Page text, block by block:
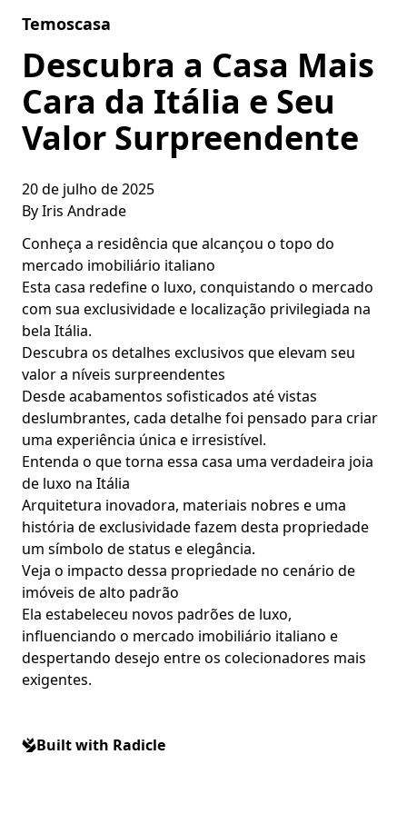
Temoscasa
Descubra a Casa Mais
Cara da Itália e Seu
Valor Surpreendente
20 de julho de 2025
ByIris Andrade
Conheça a residência que alcançou o topo do
mercado imobiliário italiano
Esta casa redefine o luxo, conquistando o mercado
com sua exclusividade e localização privilegiada na
bela Itália.
Descubra os detalhes exclusivos que elevam seu
valor a níveis surpreendentes
Desde acabamentos sofisticados até vistas
deslumbrantes, cada detalhe foi pensado para criar
uma experiência única e irresistível.
Entenda o que torna essa casa uma verdadeira joia
de luxo na Itália
Arquitetura inovadora, materiais nobres e uma
história de exclusividade fazem desta propriedade
um símbolo de status e elegância.
Veja o impacto dessa propriedade no cenário de
imóveis de alto padrão
Ela estabeleceu novos padrões de luxo,
influenciando o mercado imobiliário italiano e
despertando desejo entre os colecionadores mais
exigentes.
Built with Radicle